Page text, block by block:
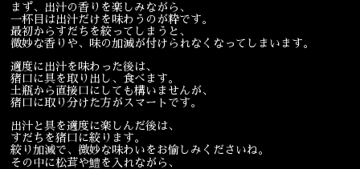
まず、出汁の香りを楽しみながら、
一杯目は出汁だけを味わうのが粋です。
最初からすだちを絞ってしまうと、
微妙な香りや、味の加減が付けられなくなってしまいます。
適度に出汁を味わった後は、
猪口に具を取り出し、食べます。
土瓶から直接口にしても構いませんが、
猪口に取り分けた方がスマートです。
出汁と具を適度に楽しんだ後は、
すだちを猪口に絞ります。
絞り加減で、微妙な味わいをお愉しみくださいね。
その中に松茸や鱧を入れながら、